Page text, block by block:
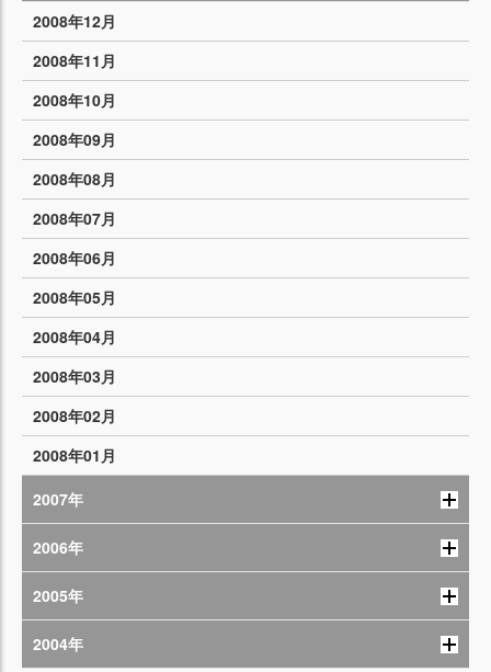
2008年12月
2008年11月
2008年10月
2008年09月
2008年08月
2008年07月
2008年06月
2008年05月
2008年04月
2008年03月
2008年02月
2008年01月
2007年
2006年
2005年
2004年